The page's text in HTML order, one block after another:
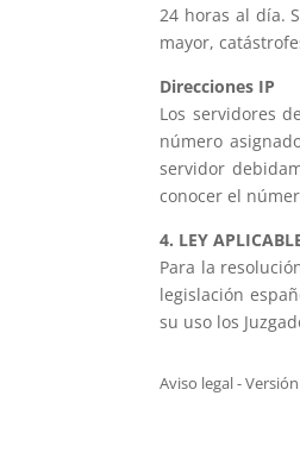
24 horas al día.
mayor,
Direcciones IP
Los servidores
número
servidor
conocer el
4. LEY
Para la
legislación
su uso los
Aviso legal -